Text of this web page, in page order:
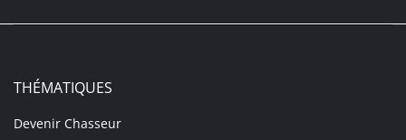
THÉMATIQUES
Devenir Chasseur